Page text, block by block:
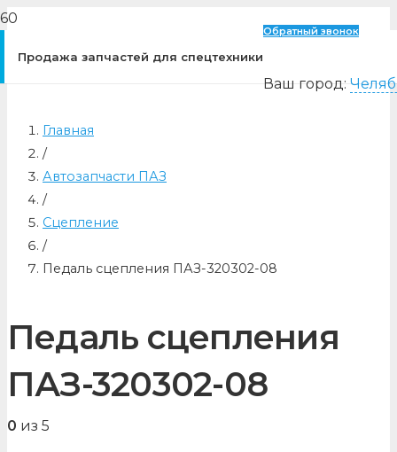
Продажа запчастей для спецтехники
Обратный звонок
Ваш город:
Главная
/
Автозапчасти ПАЗ
/
Сцепление
/
Педаль сцепления ПАЗ-320302-08
Педаль сцепления
ПАЗ-320302-08
0 из 5